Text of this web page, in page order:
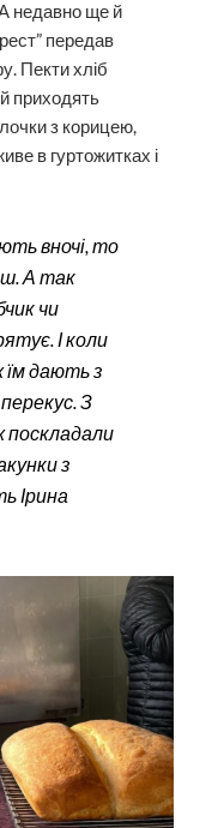
А недавно ще й
передав
Пекти хліб
приходять
з корицею,
в гуртожитках і
вночі, то
А так
чи
І коли
їм дають з
З
поскладали
з
Ірина